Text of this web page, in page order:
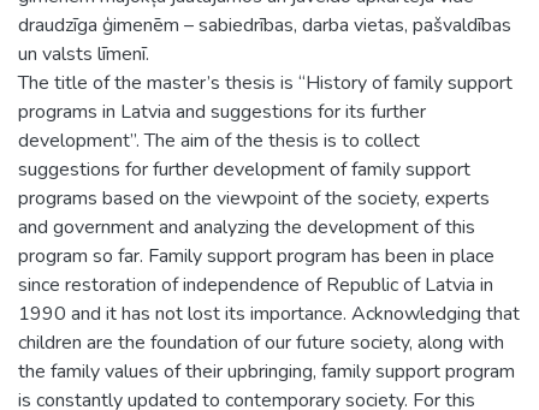
draudzīga ģimenēm – sabiedrības, darba vietas, pašvaldības
un valsts līmenī.
The title of the master’s thesis is “History of family support
programs in Latvia and suggestions for its further
development”. The aim of the thesis is to collect
suggestions for further development of family support
programs based on the viewpoint of the society, experts
and government and analyzing the development of this
program so far. Family support program has been in place
since restoration of independence of Republic of Latvia in
1990 and it has not lost its importance. Acknowledging that
children are the foundation of our future society, along with
the family values of their upbringing, family support program
is constantly updated to contemporary society. For this